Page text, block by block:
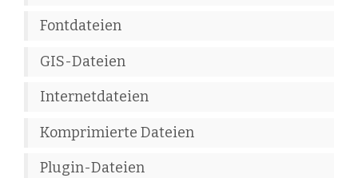
Fontdateien
GIS-Dateien
Internetdateien
Komprimierte Dateien
Plugin-Dateien